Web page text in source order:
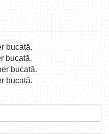
bucată.
bucată.
bucată.
bucată.